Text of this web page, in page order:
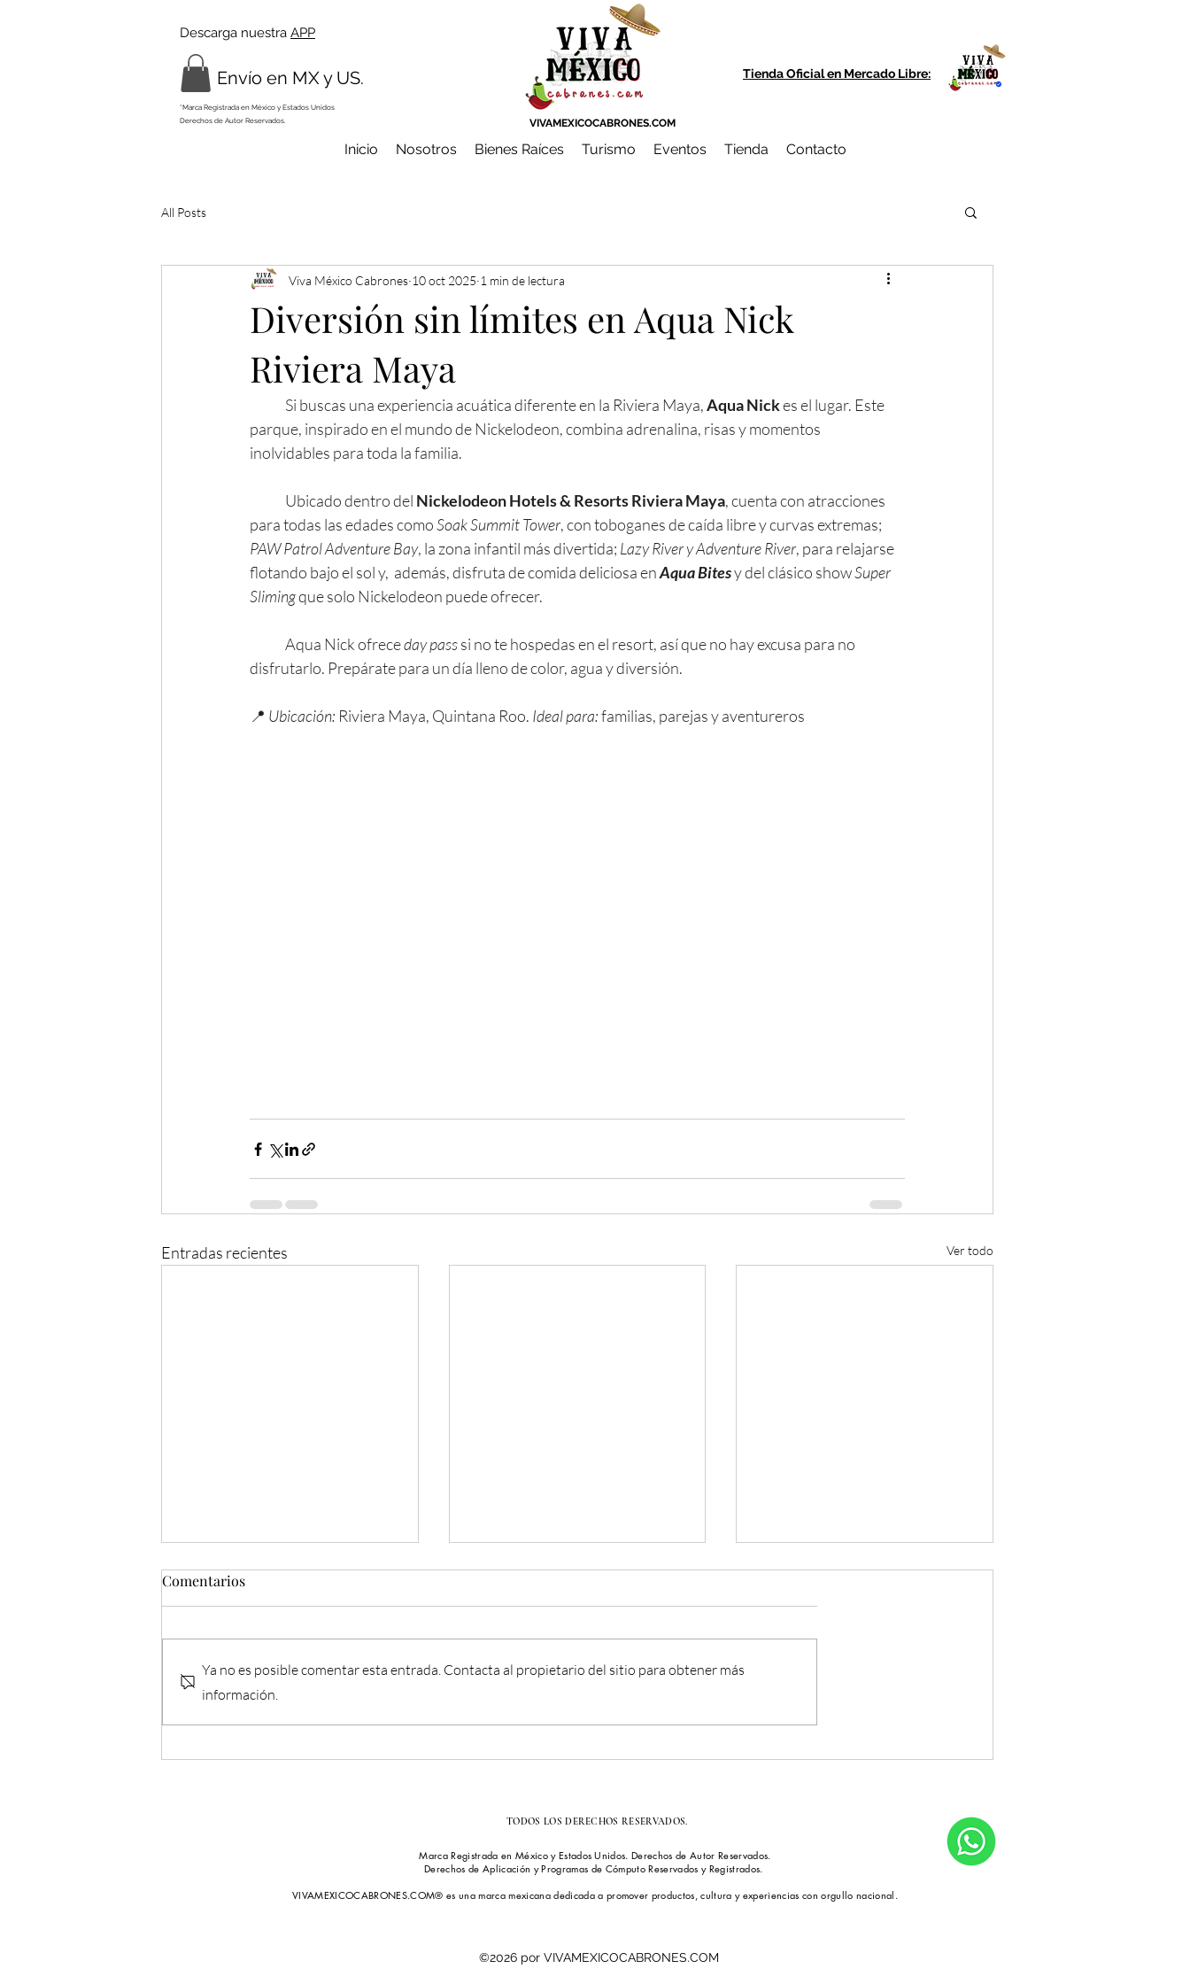
Descarga nuestra APP
Envío en MX y US.
*Marca Registrada en México y Estados Unidos
Derechos de Autor Reservados.
Tienda Oficial en Mercado Libre:
Inicio Nosotros Bienes Raíces Turismo Eventos Tienda Contacto
VIVAMEXICOCABRONES.COM
All Posts
Diversión sin límites en Aqua Nick
Riviera Maya
Viva México Cabrones 10 oct 2025 1 min de lectura
	Si buscas una experiencia acuática diferente en la Riviera Maya,
Aqua Nick es el lugar. Este
parque, inspirado en el mundo de Nickelodeon, combina adrenalina, risas y momentos
inolvidables para toda la familia.
	Ubicado dentro del
Nickelodeon Hotels & Resorts Riviera Maya, cuenta con atracciones
para todas las edades como Soak Summit Tower, con toboganes de caída libre y curvas extremas;
PAW Patrol Adventure Bay, la zona infantil más divertida; Lazy River y Adventure River, para relajarse
flotando bajo el sol y,  además, disfruta de comida deliciosa en Aqua Bites y del clásico show Super
Sliming que solo Nickelodeon puede ofrecer.
	Aqua Nick ofrece
day pass si no te hospedas en el resort, así que no hay excusa para no
disfrutarlo. Prepárate para un día lleno de color, agua y diversión.
📍 Ubicación: Riviera Maya, Quintana Roo. Ideal para: familias, parejas y aventureros
Entradas recientes Ver todo
Oficial!
Tranquilidad en Oregón
Corazón de la Ciudad
Comentarios
Ya no es posible comentar esta entrada. Contacta al propietario del sitio para obtener más
información.
TODOS LOS DERECHOS RESERVADOS.
Marca Registrada en México y Estados Unidos. Derechos de Autor Reservados.
Derechos de Aplicación y Programas de Cómputo Reservados y Registrados.
VIVAMEXICOCABRONES.COM® es una marca mexicana dedicada a promover productos, cultura y experiencias con orgullo nacional.
©2026 por VIVAMEXICOCABRONES.COM